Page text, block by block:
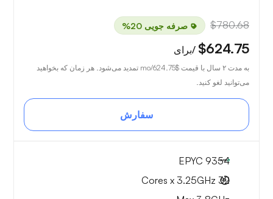
$780.68 صرفه جویی 20%
$624.75 /برای
به مدت ۲ سال با قیمت $624.75
/mo تمدید می‌شود. هر زمان که بخواهید
می‌توانید لغو کنید.
سفارش
EPYC 9354
32 Cores x 3.25GHz